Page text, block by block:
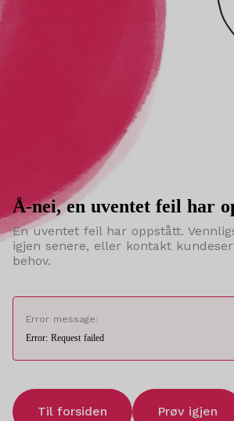
Å-nei, en uventet feil har
En uventet feil har oppstått.
igjen senere, eller kontakt
behov.
Error message:
Error: Request failed
Til forsiden Prøv igjen